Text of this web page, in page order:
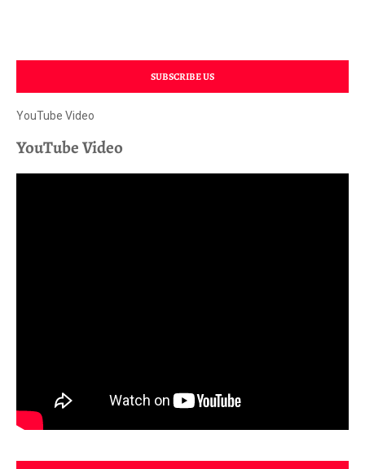
SUBSCRIBE US
YouTube Video
YouTube Video